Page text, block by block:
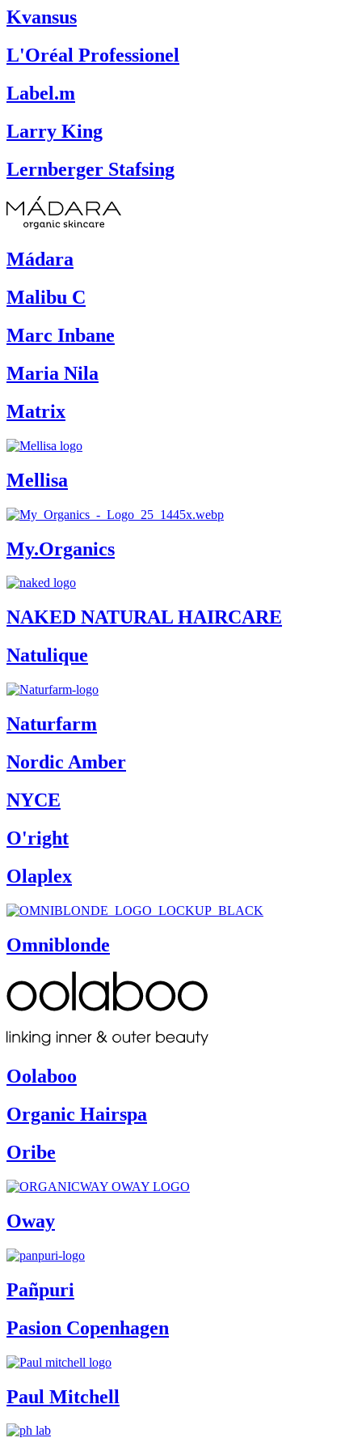
Kvansus
L'Oréal Professionel
Label.m
Larry King
Lernberger Stafsing
Mádara
Malibu C
Marc Inbane
Maria Nila
Matrix
Mellisa
My.Organics
NAKED NATURAL HAIRCARE
Natulique
Naturfarm
Nordic Amber
NYCE
O'right
Olaplex
Omniblonde
Oolaboo
Organic Hairspa
Oribe
Oway
Pañpuri
Pasion Copenhagen
Paul Mitchell